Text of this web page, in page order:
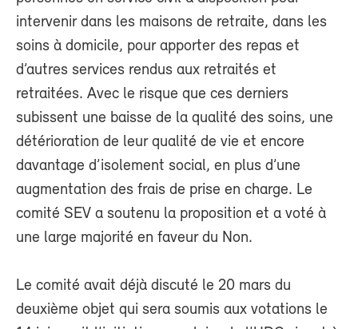
intervenir dans les maisons de retraite, dans les
soins à domicile, pour apporter des repas et
d’autres services rendus aux retraités et
retraitées. Avec le risque que ces derniers
subissent une baisse de la qualité des soins, une
détérioration de leur qualité de vie et encore
davantage d’isolement social, en plus d’une
augmentation des frais de prise en charge. Le
comité SEV a soutenu la proposition et a voté à
une large majorité en faveur du Non.
Le comité avait déjà discuté le 20 mars du
deuxième objet qui sera soumis aux votations le